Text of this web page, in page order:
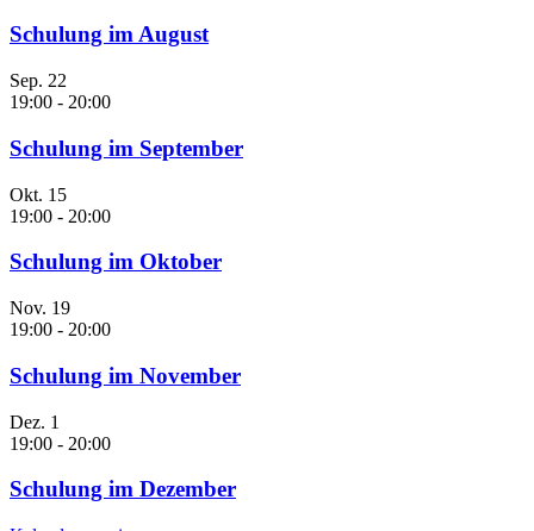
Schulung im August
Sep. 22
19:00 - 20:00
Schulung im September
Okt. 15
19:00 - 20:00
Schulung im Oktober
Nov. 19
19:00 - 20:00
Schulung im November
Dez. 1
19:00 - 20:00
Schulung im Dezember